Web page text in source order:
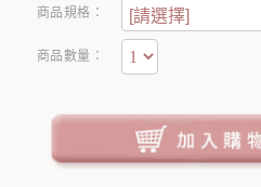
商品規格：
商品數量：